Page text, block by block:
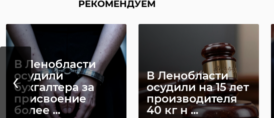
РЕКОМЕНДУЕМ
В Ленобласти
осудили
бухгалтера за
присвоение
более ...
В Ленобласти
осудили на 15 лет
производителя
40 кг н ...
‹